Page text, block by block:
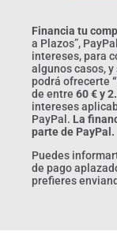
Financia tu
a Plazos”,
intereses, para
algunos casos,
podrá ofrecerte
de entre 60 € y
intereses
PayPal. La
parte de PayPal.
Puedes
de pago
prefieres